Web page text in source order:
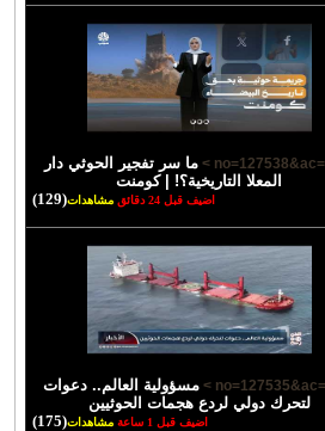
ما سر تفجير الحوثي دار
المعلا التاريخية؟! | كومنت
اضيف قبل 24 دقائق مشاهدات(129)
مسؤولية العالم.. دعوات
لتحرك دولي لردع هجمات الحوثيين
اضيف قبل 1 ساعة مشاهدات(175)